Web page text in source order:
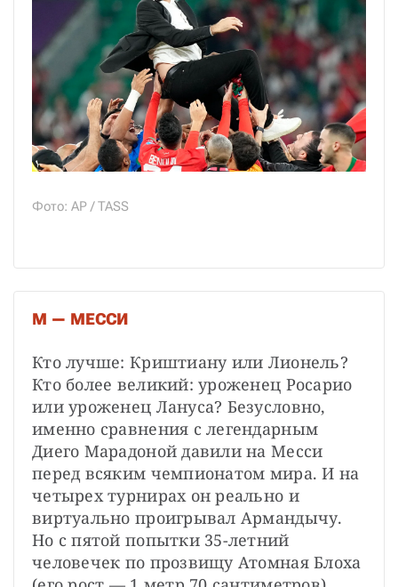
Фото: AP / TASS
М — МЕССИ
Кто лучше: Криштиану или Лионель?
Кто более великий: уроженец Росарио
или уроженец Лануса? Безусловно,
именно сравнения с легендарным
Диего Марадоной давили на Месси
перед всяким чемпионатом мира. И на
четырех турнирах он реально и
виртуально проигрывал Армандычу.
Но с пятой попытки 35-летний
человечек по прозвищу Атомная Блоха